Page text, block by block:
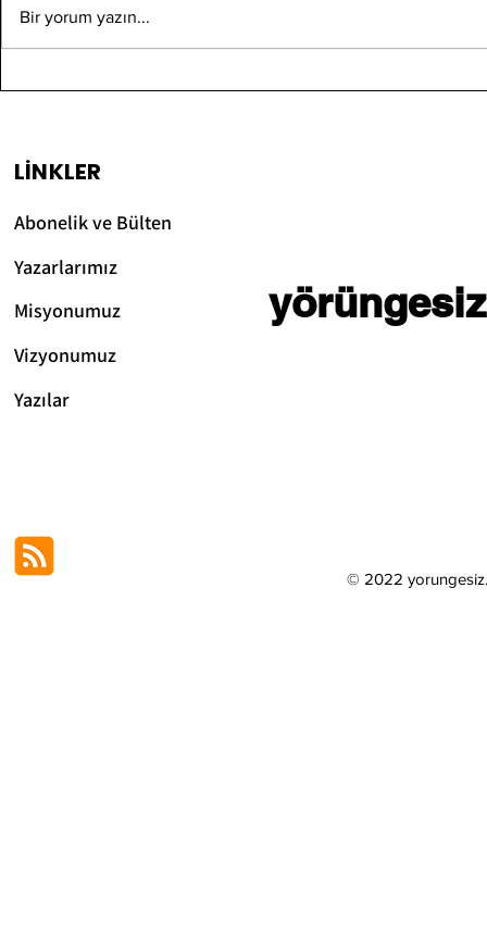
Google; Proteinler,
Ligandları, RNA ve
DNA'yı Modelleyen
Bir yorum yazın...
LİNKLER
Abonelik ve Bülten
Yazarlarımız
Misyonumuz
Vizyonumuz
Yazılar
© 2022